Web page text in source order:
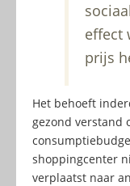
effect
prijs
Het behoeft
gezond verstand
shoppingcenter
verplaatst naar